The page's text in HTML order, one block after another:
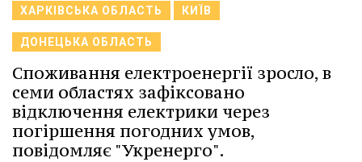
ХАРКІВСЬКА ОБЛАСТЬ КИЇВ
ДОНЕЦЬКА ОБЛАСТЬ
Споживання електроенергії зросло, в
семи областях зафіксовано
відключення електрики через
погіршення погодних умов,
повідомляє "Укренерго".